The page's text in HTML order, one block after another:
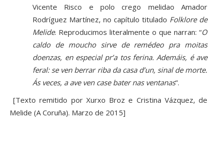
Vicente Risco e polo crego melidao Amador
Rodríguez Martínez, no capítulo titulado Folklore de
Melide. Reproducimos literalmente o que narran: “O
caldo de moucho sirve de remédeo pra moitas
doenzas, en especial pr’a tos ferina. Ademáis, é ave
feral: se ven berrar riba da casa d’un, sinal de morte.
Ás veces, a ave ven case bater nas ventanas”.
[Texto remitido por Xurxo Broz e Cristina Vázquez, de
Melide (A Coruña). Marzo de 2015]